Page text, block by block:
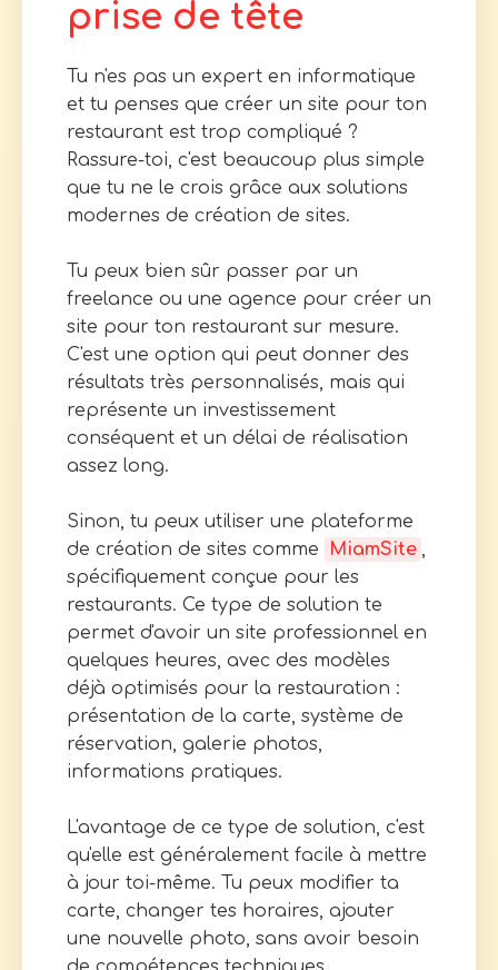
prise de tête
Tu n'es pas un expert en informatique
et tu penses que créer un site pour ton
restaurant est trop compliqué ?
Rassure-toi, c'est beaucoup plus simple
que tu ne le crois grâce aux solutions
modernes de création de sites.
Tu peux bien sûr passer par un
freelance ou une agence pour créer un
site pour ton restaurant sur mesure.
C'est une option qui peut donner des
résultats très personnalisés, mais qui
représente un investissement
conséquent et un délai de réalisation
assez long.
Sinon, tu peux utiliser une plateforme
de création de sites comme
MiamSite ,
spécifiquement conçue pour les
restaurants. Ce type de solution te
permet d'avoir un site professionnel en
quelques heures, avec des modèles
déjà optimisés pour la restauration :
présentation de la carte, système de
réservation, galerie photos,
informations pratiques.
L'avantage de ce type de solution, c'est
qu'elle est généralement facile à mettre
à jour toi-même. Tu peux modifier ta
carte, changer tes horaires, ajouter
une nouvelle photo, sans avoir besoin